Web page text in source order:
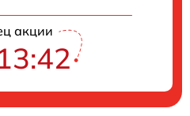
акции